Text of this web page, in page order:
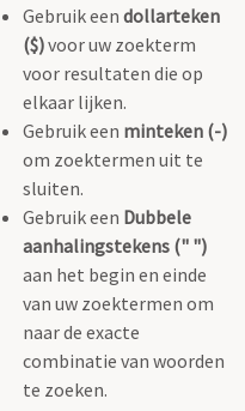
Gebruik een dollarteken
($)voor uw zoekterm
voor resultaten die op
elkaar lijken.
Gebruik een minteken (-)
om zoektermen uit te
sluiten.
Gebruik een Dubbele
aanhalingstekens (" ")
aan het begin en einde
van uw zoektermen om
naar de exacte
combinatie van woorden
te zoeken.